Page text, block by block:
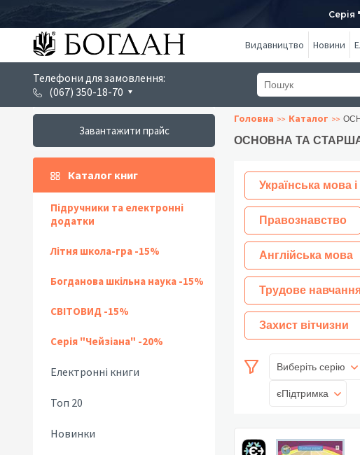
Серія
Видавництво Новини
Телефони для замовлення:
(067) 350-18-70
Завантажити прайс
Каталог книг
Підручники та електронні
додатки
Літня школа-гра -15%
Богданова шкільна наука -15%
СВІТОВИД -15%
Серія "Чейзіана" -20%
Електронні книги
Топ 20
Новинки
Головна Каталог
ОСНОВНА ТА
Українська мова і
Правознавство
Англійська мова
Трудове
Захист вітчизни
Виберіть серію
єПідтримка